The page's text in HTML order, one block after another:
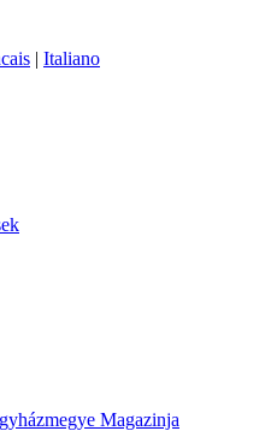
| Italiano
Magazinja